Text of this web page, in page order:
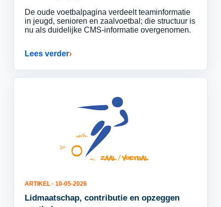
De oude voetbalpagina verdeelt teaminformatie
in jeugd, senioren en zaalvoetbal; die structuur is
nu als duidelijke CMS-informatie overgenomen.
Lees verder
ARTIKEL · 10-05-2026
Lidmaatschap, contributie en opzeggen